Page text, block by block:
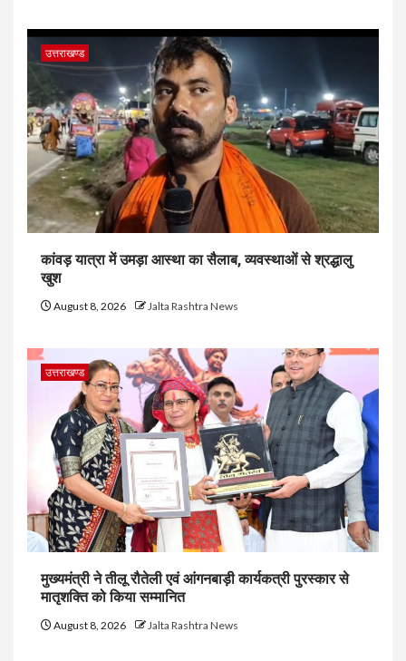
उत्तराखण्ड
कांवड़ यात्रा में उमड़ा आस्था का सैलाब, व्यवस्थाओं से श्रद्धालु
खुश
August 8, 2026 Jalta Rashtra News
उत्तराखण्ड
मुख्यमंत्री ने तीलू रौतेली एवं आंगनबाड़ी कार्यकत्री पुरस्कार से
मातृशक्ति को किया सम्मानित
August 8, 2026 Jalta Rashtra News